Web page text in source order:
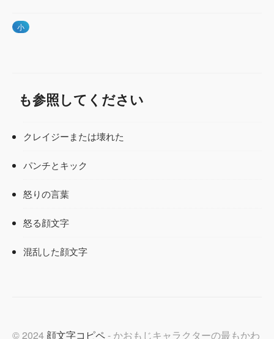
小
も参照してください
クレイジーまたは壊れた
パンチとキック
怒りの言葉
怒る顔文字
混乱した顔文字
© 2024 顔文字コピペ- かおもじキャラクターの最もかわ